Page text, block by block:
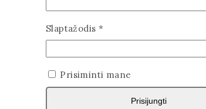
Slaptažodis *
Prisiminti mane
Prisijungti